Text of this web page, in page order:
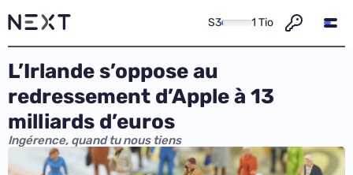
S3 1 Tio
L’Irlande s’oppose au
redressement d’Apple à 13
milliards d’euros
Ingérence, quand tu nous tiens